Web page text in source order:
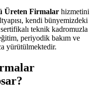
Üreten Firmalar hizmetini
kendi bünyemizdeki
teknik kadromuzla
periyodik bakım ve
yürütülmektedir.